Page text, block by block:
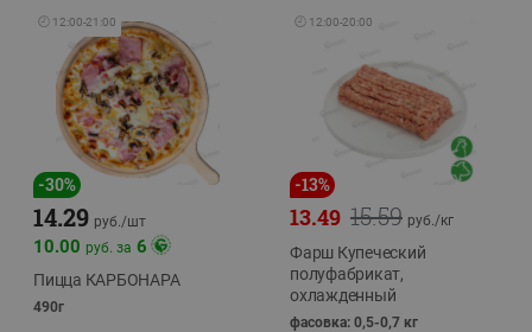
🕘 12:00-21:00
-30%
14.29 руб./шт
10.00 руб. за 6
Пицца КАРБОНАРА
490г
🕘 12:00-20:00
-13%
15.59
13.49 руб./кг
Фарш Купеческий
полуфабрикат,
охлажденный
фасовка: 0,5-0,7 кг